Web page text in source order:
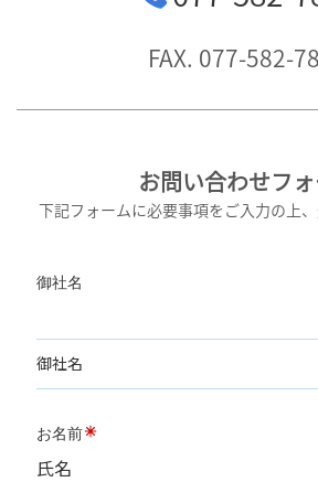
FAX. 077-582-
お問い合わせフ
下記フォームに必要事項をご入力の上、